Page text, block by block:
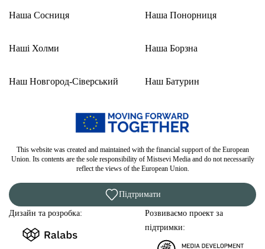
Наша Сосниця
Наші Холми
Наш Новгород-Сіверський
Наша Понорниця
Наша Борзна
Наш Батурин
This website was created and maintained with the financial support of the European
Union. Its contents are the sole responsibility of Mistsevi Media and do not necessarily
reflect the views of the European Union.
Підтримати
Дизайн та розробка:
Розвиваємо проект за
підтримки: